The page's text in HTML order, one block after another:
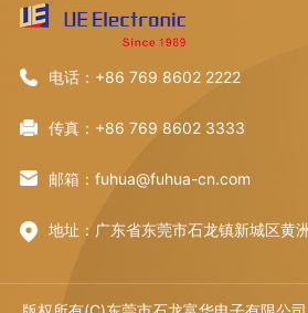
电话：+86 769 8602 2222
传真：+86 769 8602 3333
邮箱：fuhua@fuhua-cn.com
地址：广东省东莞市石龙镇新城区黄